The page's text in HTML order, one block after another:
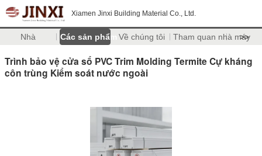
Xiamen Jinxi Building Material Co., Ltd.
Nhà Các sản phẩm Về chúng tôi Tham quan nhà máy
>>
Trình bảo vệ cửa sổ PVC Trim Molding Termite Cự kháng
côn trùng Kiểm soát nước ngoài